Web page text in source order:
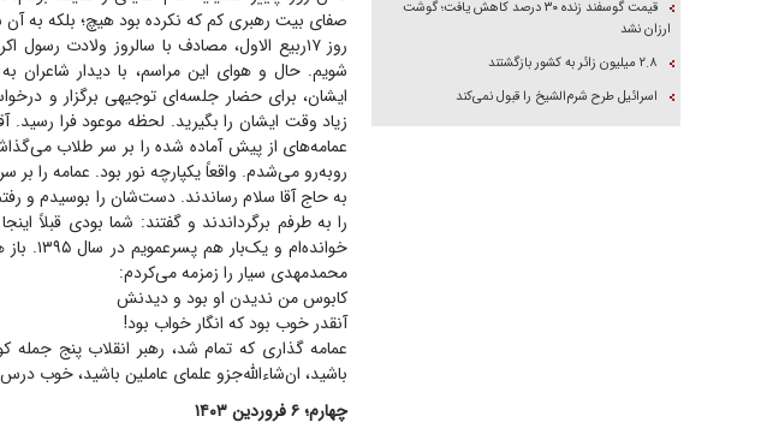
روز ۱۷ربیع الاول، مصادف با سالروز ولادت
شویم. حال و هوای این مراسم، با دیدار
ایشان، برای حضار جلسه‌ای توجیهی برگزار و
زیاد وقت ایشان را بگیرید. لحظه موعود فرا
عمامه‌های از پیش آماده شده را بر سر طلاب
روبه‌رو می‌شدم. واقعاً یکپارچه نور بود. عمامه را بر
به حاج آقا سلام رساندند. دست‌شان را بوسیدم و
محمدمهدی سیار را زمزمه می‌کردم:
کابوس من ندیدن او بود و دیدنش
آنقدر خوب بود که انگار خواب بود!
عمامه گذاری که تمام شد، رهبر انقلاب پنج جمله
باشید، ان‌شاءالله‌جزو علمای عاملین باشید، خوب
چهارم؛ ۶ فروردین ۱۴۰۳
قیمت گوسفند زنده ۳۰ درصد کاهش یافت؛ گوشت
ارزان نشد
۲.۸ میلیون زائر به کشور بازگشتند
اسرائیل طرح شرم‌الشیخ را قبول نمی‌کند